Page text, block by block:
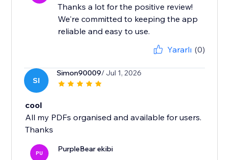
Thanks a lot for the positive review!
We're committed to keeping the app
reliable and easy to use.
Yararlı (0)
SI
Simon90009/ Jul 1, 2026
cool
All my PDFs organised and available for users.
Thanks
PU PurpleBear ekibi